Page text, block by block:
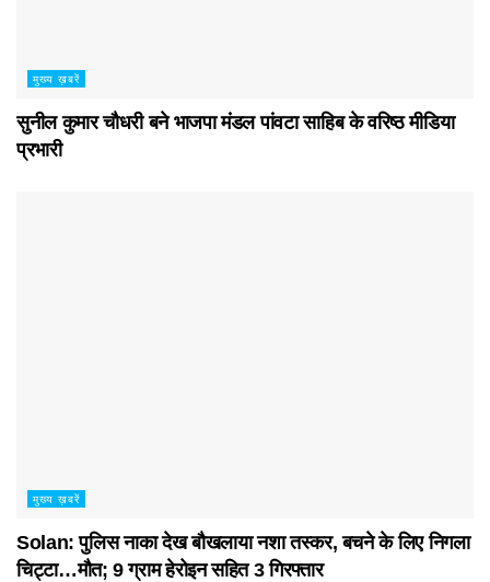
मुख्य ख़बरें
सुनील कुमार चौधरी बने भाजपा मंडल पांवटा साहिब के वरिष्ठ मीडिया
प्रभारी
मुख्य ख़बरें
Solan: पुलिस नाका देख बौखलाया नशा तस्कर, बचने के लिए निगला
चिट्टा…मौत; 9 ग्राम हेरोइन सहित 3 गिरफ्तार